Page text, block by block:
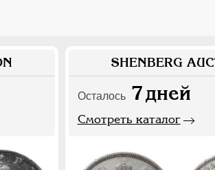
SHENBERG
Осталось 7дней
Смотреть каталог